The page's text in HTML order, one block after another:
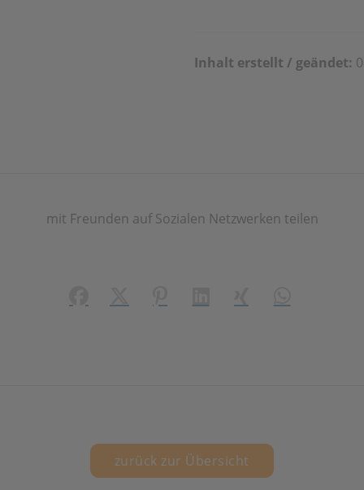
Inhalt erstellt / geändet:
mit Freunden auf Sozialen Netzwerken teilen
zurück zur Übersicht